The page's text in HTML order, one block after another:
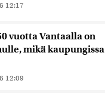
12:17
vuotta Vantaalla on
mikä kaupungissa
12:09